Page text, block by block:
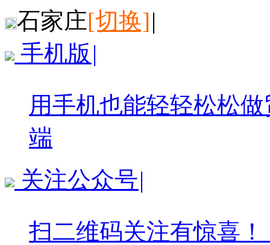
石家庄[切换]|
手机版 |
用手机也能轻轻松松
端
关注公众号|
扫二维码关注有惊喜！